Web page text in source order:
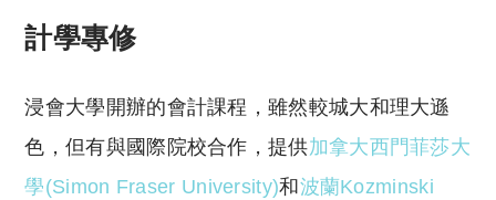
計學專修
浸會大學開辦的會計課程，雖然較城大和理大遜
色，但有與國際院校合作，提供加拿大西門菲莎大
學(Simon Fraser University)和波蘭Kozminski